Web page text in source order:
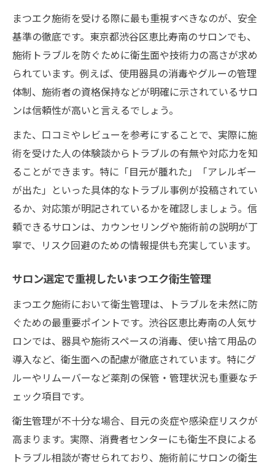
まつエク施術を受ける際に最も重視すべきなのが、安全
基準の徹底です。東京都渋谷区恵比寿南のサロンでも、
施術トラブルを防ぐために衛生面や技術力の高さが求め
られています。例えば、使用器具の消毒やグルーの管理
体制、施術者の資格保持などが明確に示されているサロ
ンは信頼性が高いと言えるでしょう。
また、口コミやレビューを参考にすることで、実際に施
術を受けた人の体験談からトラブルの有無や対応力を知
ることができます。特に「目元が腫れた」「アレルギー
が出た」といった具体的なトラブル事例が投稿されてい
るか、対応策が明記されているかを確認しましょう。信
頼できるサロンは、カウンセリングや施術前の説明が丁
寧で、リスク回避のための情報提供も充実しています。
サロン選定で重視したいまつエク衛生管理
まつエク施術において衛生管理は、トラブルを未然に防
ぐための最重要ポイントです。渋谷区恵比寿南の人気サ
ロンでは、器具や施術スペースの消毒、使い捨て用品の
導入など、衛生面への配慮が徹底されています。特にグ
ルーやリムーバーなど薬剤の保管・管理状況も重要なチ
ェック項目です。
衛生管理が不十分な場合、目元の炎症や感染症リスクが
高まります。実際、消費者センターにも衛生不良による
トラブル相談が寄せられており、施術前にサロンの衛生